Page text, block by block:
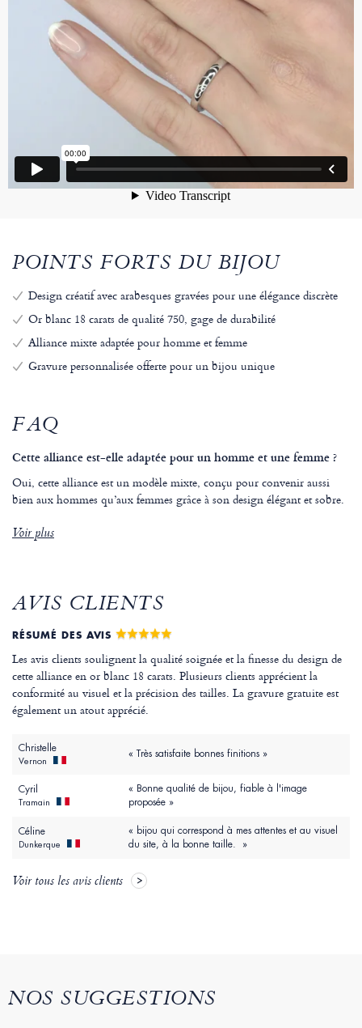
POINTS FORTS DU BIJOU
Design créatif avec arabesques gravées pour une élégance discrète
Or blanc 18 carats de qualité 750, gage de durabilité
Alliance mixte adaptée pour homme et femme
Gravure personnalisée offerte pour un bijou unique
FAQ
Cette alliance est-elle adaptée pour un homme et une femme ?
Oui, cette alliance est un modèle mixte, conçu pour convenir aussi
bien aux hommes qu’aux femmes grâce à son design élégant et sobre.
Voir plus
AVIS CLIENTS
RÉSUMÉ DES AVIS
Les avis clients soulignent la qualité soignée et la finesse du design de
cette alliance en or blanc 18 carats. Plusieurs clients apprécient la
conformité au visuel et la précision des tailles. La gravure gratuite est
également un atout apprécié.
Christelle
Vernon
« Très satisfaite bonnes finitions »
Cyril
Tramain
« Bonne qualité de bijou, fiable à l'image
proposée »
Céline
Dunkerque
« bijou qui correspond à mes attentes et au visuel
du site, à la bonne taille. »
Voir tous les avis clients
NOS SUGGESTIONS